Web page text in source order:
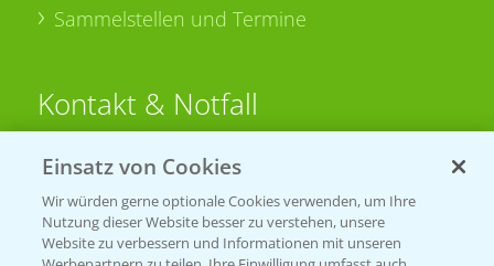
Sammelstellen und Termine
Kontakt & Notfall
Beratung auf WhatsApp
T.+49 (0)174 346 564 1
KONTAKT
Einsatz von Cookies
Wir würden gerne optionale Cookies verwenden, um Ihre
Nutzung dieser Website besser zu verstehen, unsere
Website zu verbessern und Informationen mit unseren